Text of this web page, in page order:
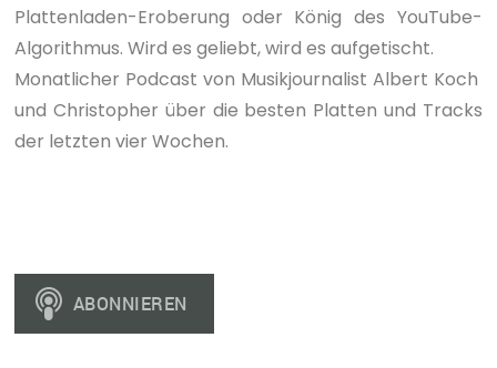
Plattenladen-Eroberung oder König des YouTube-
Algorithmus. Wird es geliebt, wird es aufgetischt.
Monatlicher Podcast von Musikjournalist Albert Koch
und Christopher über die besten Platten und Tracks
der letzten vier Wochen.